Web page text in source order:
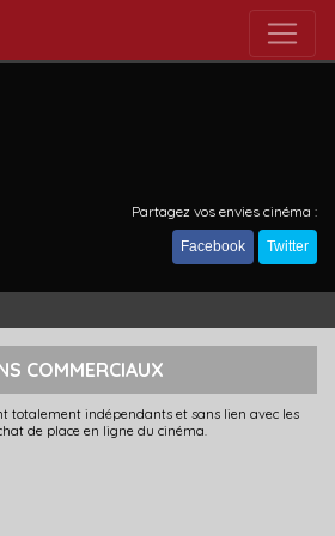
Partagez vos envies cinéma :
Facebook Twitter
COMMERCIAUX
totalement indépendants et sans lien avec les
de place en ligne du cinéma.